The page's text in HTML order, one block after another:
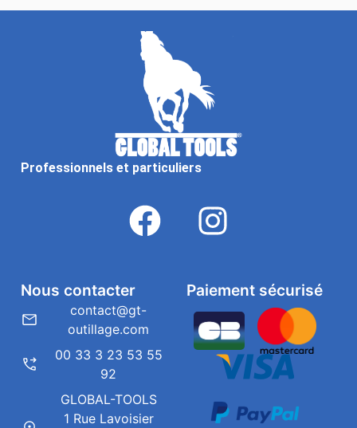
Professionnels et particuliers
Paiement sécurisé
Nous contacter
contact@gt-
outillage.com
00 33 3 23 53 55
92
GLOBAL-TOOLS
1 Rue Lavoisier